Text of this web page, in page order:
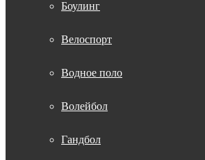
Боулинг
Велоспорт
Водное поло
Волейбол
Гандбол